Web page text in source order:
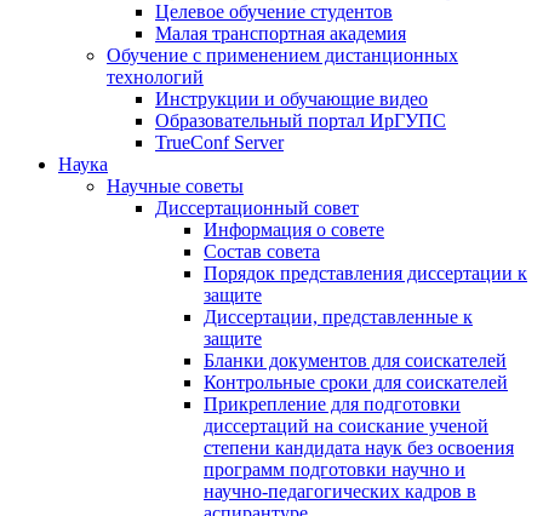
Целевое обучение студентов
Малая транспортная академия
Обучение с применением дистанционных
технологий
Инструкции и обучающие видео
Образовательный портал ИрГУПС
TrueConf Server
Наука
Научные советы
Диссертационный совет
Информация о совете
Состав совета
Порядок представления диссертации к
защите
Диссертации, представленные к
защите
Бланки документов для соискателей
Контрольные сроки для соискателей
Прикрепление для подготовки
диссертаций на соискание ученой
степени кандидата наук без освоения
программ подготовки научно и
научно-педагогических кадров в